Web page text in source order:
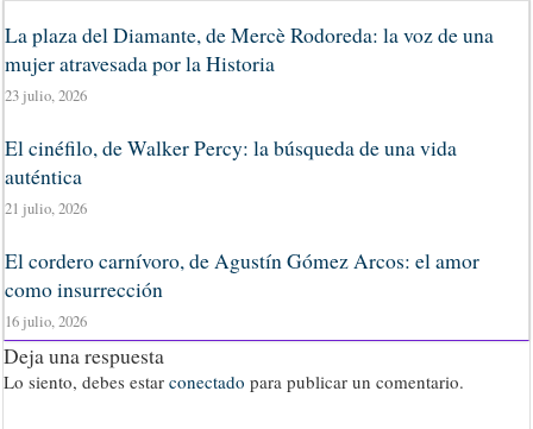
La plaza del Diamante, de Mercè Rodoreda: la voz de una
mujer atravesada por la Historia
23 julio, 2026
El cinéfilo, de Walker Percy: la búsqueda de una vida
auténtica
21 julio, 2026
El cordero carnívoro, de Agustín Gómez Arcos: el amor
como insurrección
16 julio, 2026
Deja una respuesta
Lo siento, debes estarconectado para publicar un comentario.